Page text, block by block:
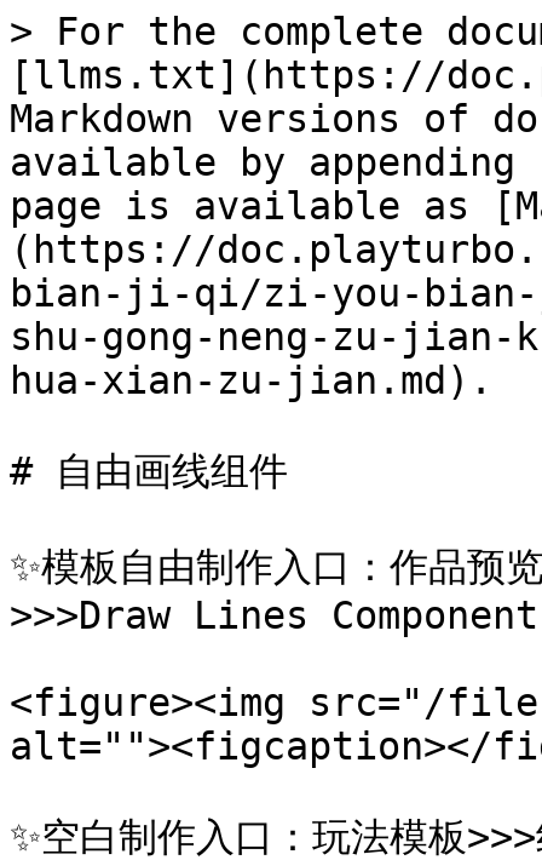
> For the complete
[llms.txt](https://
Markdown versions of
available by
page is available as
(https://
bian-ji-qi/zi-you-
shu-gong-neng-zu-
hua-xian-zu-jian.md).
# 自由画线组件
✨模板自由制作入口：作品
>>>Draw Lines Component
<figure><img src="/files/
alt=""><figcaption></
✨空白制作入口：玩法模板